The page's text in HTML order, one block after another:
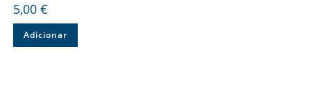
5,00 €
Adicionar